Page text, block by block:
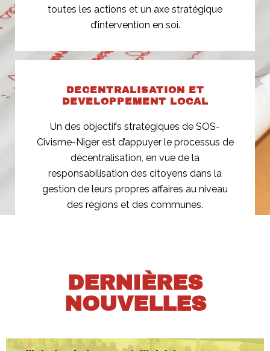
toutes les actions et un axe stratégique
d’intervention en soi.
DECENTRALISATION ET
DEVELOPPEMENT LOCAL​
Un des objectifs stratégiques de SOS-
Civisme-Niger est d’appuyer le processus de
décentralisation, en vue de la
responsabilisation des citoyens dans la
gestion de leurs propres affaires au niveau
des régions et des communes.
DERNIÈRES
NOUVELLES​